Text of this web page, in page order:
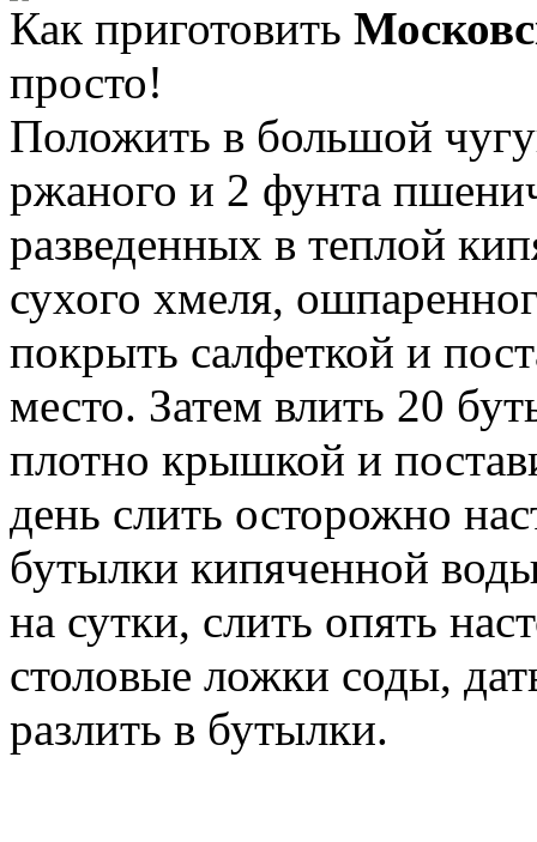
Как приготовить
просто!
Положить в большой
ржаного и 2 фунта
разведенных в теплой
сухого хмеля,
покрыть салфеткой и
место. Затем влить 20
плотно крышкой и
день слить осторожно
бутылки кипяченной
на сутки, слить опять
столовые ложки соды,
разлить в бутылки.